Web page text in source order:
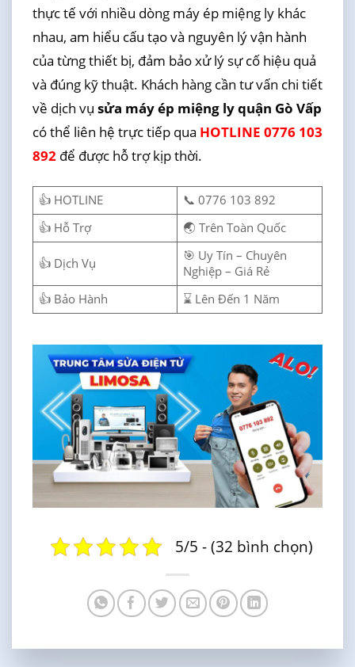
thực tế với nhiều dòng máy ép miệng ly khác
nhau, am hiểu cấu tạo và nguyên lý vận hành
của từng thiết bị, đảm bảo xử lý sự cố hiệu quả
và đúng kỹ thuật. Khách hàng cần tư vấn chi tiết
về dịch vụ sửa máy ép miệng ly quận Gò Vấp
có thể liên hệ trực tiếp qua HOTLINE 0776 103
892để được hỗ trợ kịp thời.
👍 HOTLINE
📞 0776 103 892
👍 Hỗ Trợ
🌏 Trên Toàn Quốc
👍 Dịch Vụ
🎯 Uy Tín – Chuyên
Nghiệp – Giá Rẻ
👍 Bảo Hành
⌛ Lên Đến 1 Năm
5/5 - (32 bình chọn)